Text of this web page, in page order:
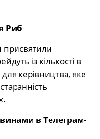
Риб
присвятили
із кількості в
для керівництва, яке
і
в Телеграм-